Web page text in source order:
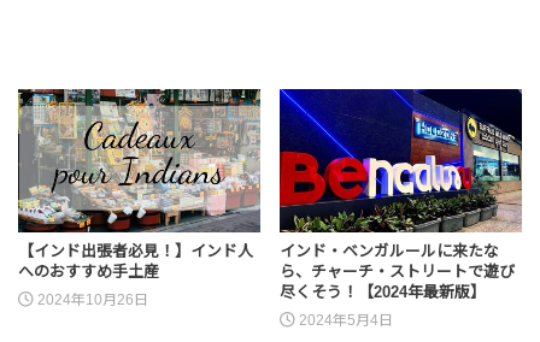
【インド出張者必見！】インド人
へのおすすめ手土産
2024年10月26日
インド・ベンガルールに来たな
ら、チャーチ・ストリートで遊び
尽くそう！【2024年最新版】
2024年5月4日